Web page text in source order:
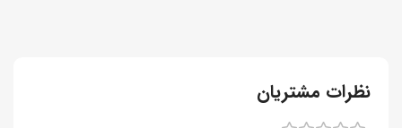
نظرات مشتریان